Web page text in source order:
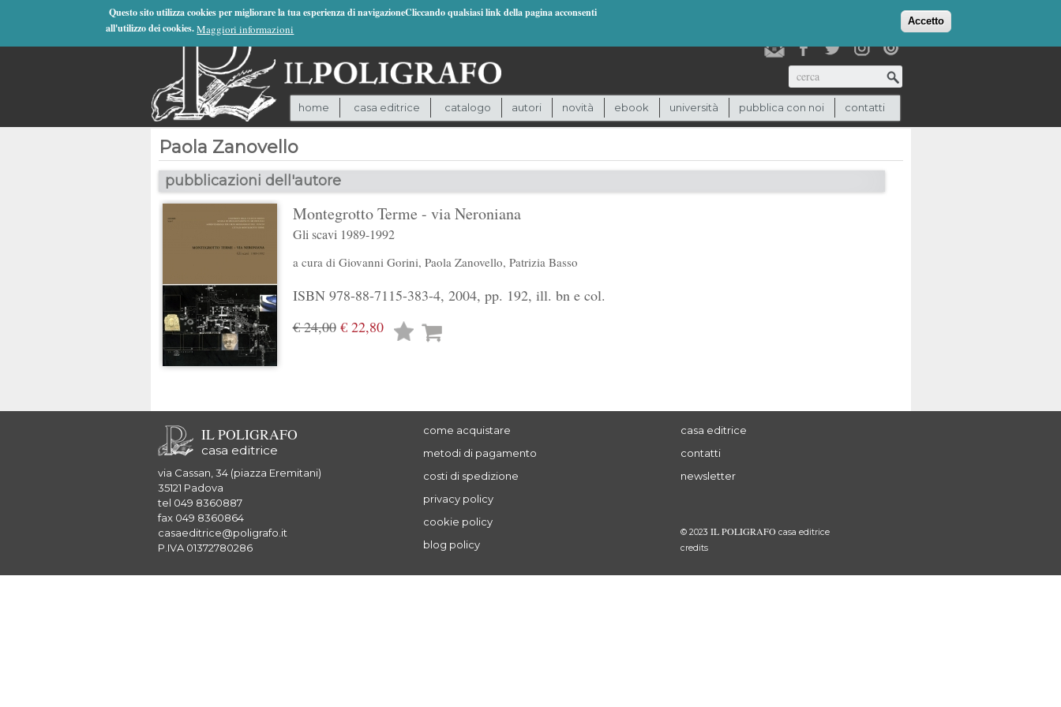
Questo sito utilizza cookies per migliorare la tua esperienza di navigazioneCliccando qualsiasi link della pagina acconsenti
all'utilizzo dei cookies. Maggiori informazioni
Accetto
(0)
Cerca
home casa editrice catalogo autori novità ebook università pubblica con noi contatti
Paola Zanovello
pubblicazioni dell'autore
Montegrotto Terme - via Neroniana
Gli scavi 1989-1992
a cura di Giovanni Gorini, Paola Zanovello, Patrizia Basso
ISBN 978-88-7115-383-4, 2004, pp. 192, ill. bn e col.
€ 24,00€ 22,80
Lista
IL POLIGRAFO
casa editrice
via Cassan, 34 (piazza Eremitani)
35121 Padova
tel 049 8360887
fax 049 8360864
casaeditrice@poligrafo.it
P.IVA 01372780286
come acquistare
metodi di pagamento
costi di spedizione
privacy policy
cookie policy
blog policy
casa editrice
contatti
newsletter
© 2023 IL POLIGRAFO casa editrice
credits